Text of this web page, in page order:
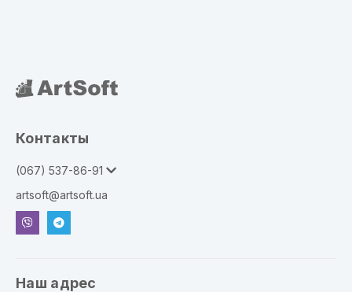
Контакты
(067) 537-86-91
artsoft@artsoft.ua
Наш адрес